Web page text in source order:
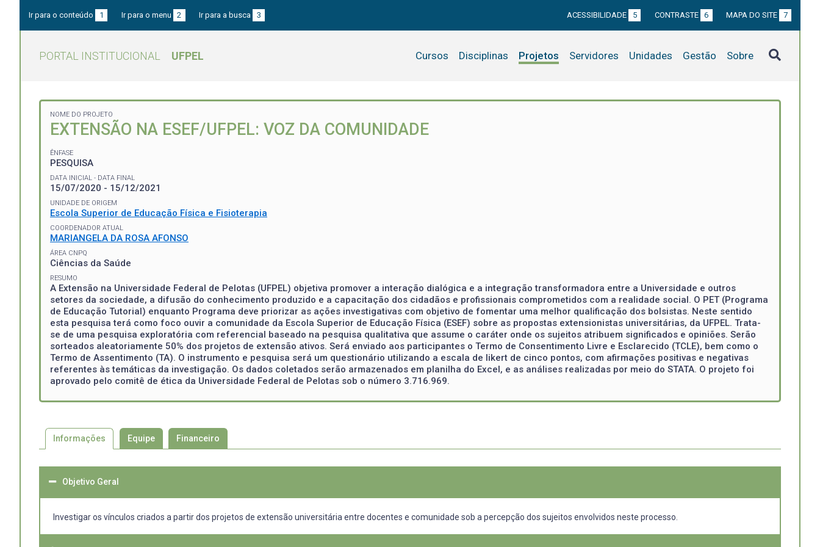
Ir para o conteúdo 1 Ir para o menu 2 Ir para a busca 3 ACESSIBILIDADE 5 CONTRASTE 6 MAPA DO SITE 7
PORTAL INSTITUCIONAL UFPEL Cursos Disciplinas Projetos Servidores Unidades Gestão Sobre
NOME DO PROJETO
EXTENSÃO NA ESEF/UFPEL: VOZ DA COMUNIDADE
ÊNFASE
PESQUISA
DATA INICIAL - DATA FINAL
15/07/2020 - 15/12/2021
UNIDADE DE ORIGEM
Escola Superior de Educação Física e Fisioterapia
COORDENADOR ATUAL
MARIANGELA DA ROSA AFONSO
ÁREA CNPQ
Ciências da Saúde
RESUMO
A Extensão na Universidade Federal de Pelotas (UFPEL) objetiva promover a interação dialógica e a integração transformadora entre a Universidade e outros
setores da sociedade, a difusão do conhecimento produzido e a capacitação dos cidadãos e profissionais comprometidos com a realidade social. O PET (Programa
de Educação Tutorial) enquanto Programa deve priorizar as ações investigativas com objetivo de fomentar uma melhor qualificação dos bolsistas. Neste sentido
esta pesquisa terá como foco ouvir a comunidade da Escola Superior de Educação Física (ESEF) sobre as propostas extensionistas universitárias, da UFPEL. Trata-
se de uma pesquisa exploratória com referencial baseado na pesquisa qualitativa que assume o caráter onde os sujeitos atribuem significados e opiniões. Serão
sorteados aleatoriamente 50% dos projetos de extensão ativos. Será enviado aos participantes o Termo de Consentimento Livre e Esclarecido (TCLE), bem como o
Termo de Assentimento (TA). O instrumento e pesquisa será um questionário utilizando a escala de likert de cinco pontos, com afirmações positivas e negativas
referentes às temáticas da investigação. Os dados coletados serão armazenados em planilha do Excel, e as análises realizadas por meio do STATA. O projeto foi
aprovado pelo comitê de ética da Universidade Federal de Pelotas sob o número 3.716.969.
Informações Equipe Financeiro
Objetivo Geral
Investigar os vínculos criados a partir dos projetos de extensão universitária entre docentes e comunidade sob a percepção dos sujeitos envolvidos neste processo.